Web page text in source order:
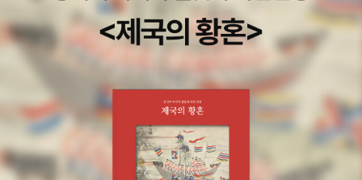
네안데르탈인은 호모사피엔스와 한동안 공존하다가 알수없는 이유로
사라지고 호모사피엔스가 인류를 대표하는 유일한 종으로 남게된다.
제2편 '호모사피엔스'는 에렉투스와 사피엔스의 연관을 찾는데서 출
발한다. 호모사피엔스와 네안데르탈인 모두 호모에렉투스가 진화한
것이라는 추정을 통해 이야기를 전개해 간다. 호모사피엔스가 샤마니
즘을 발견하고 예술을 습득해 가는 과정과 호모사피엔스와 네안데르
탈인이 어떻게 교류했는지에 초점을 맞추고 있다. 호모사피엔스가 발
전된 문화를 선보이며 정착해서 농경을 일구고 가축을 기르며 마을을